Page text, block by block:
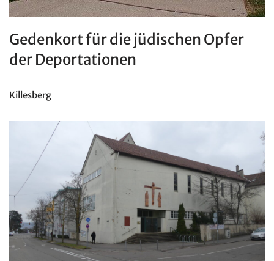
Gedenkort für die jüdischen Opfer
der Deportationen
Killesberg